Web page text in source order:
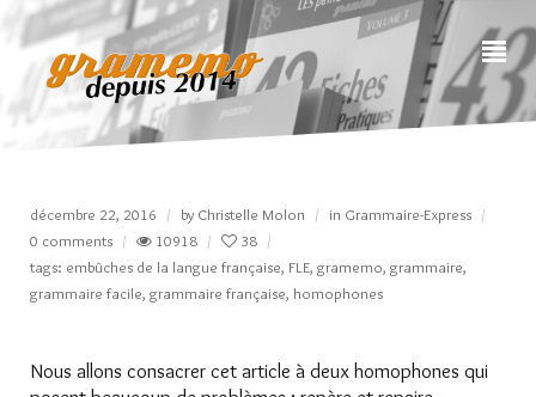
décembre 22, 2016 by Christelle Molon in Grammaire-Express
0 comments
10918
38
tags: embûches de la langue française, FLE, gramemo, grammaire,
grammaire facile, grammaire française, homophones
Nous allons consacrer cet article à deux homophones qui